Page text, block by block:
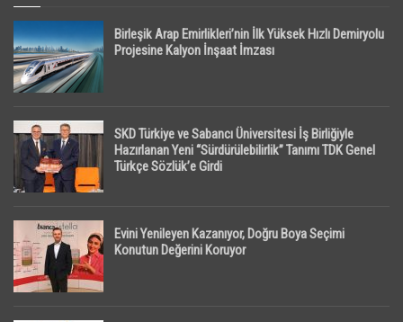
Birleşik Arap Emirlikleri’nin İlk Yüksek Hızlı Demiryolu
Projesine Kalyon İnşaat İmzası
SKD Türkiye ve Sabancı Üniversitesi İş Birliğiyle
Hazırlanan Yeni “Sürdürülebilirlik” Tanımı TDK Genel
Türkçe Sözlük’e Girdi
Evini Yenileyen Kazanıyor, Doğru Boya Seçimi
Konutun Değerini Koruyor